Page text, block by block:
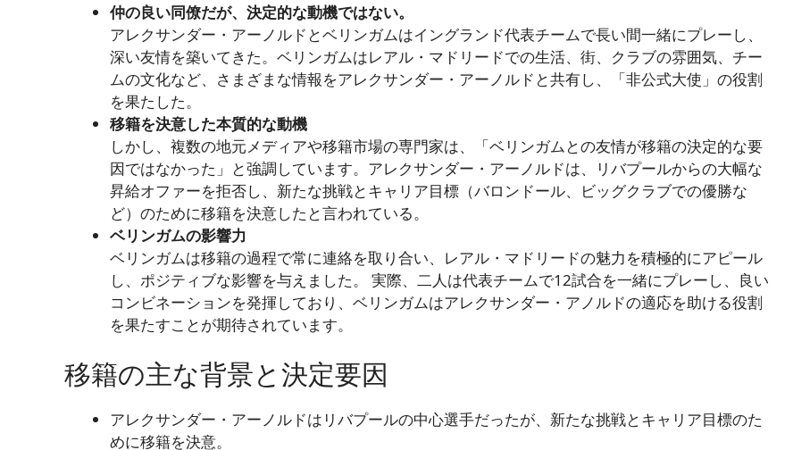
仲の良い同僚だが、決定的な動機ではない。
アレクサンダー・アーノルドとベリンガムはイングランド代表チームで長い間一緒にプレーし、
深い友情を築いてきた。ベリンガムはレアル・マドリードでの生活、街、クラブの雰囲気、チー
ムの文化など、さまざまな情報をアレクサンダー・アーノルドと共有し、「非公式大使」の役割
を果たした。
移籍を決意した本質的な動機
しかし、複数の地元メディアや移籍市場の専門家は、「ベリンガムとの友情が移籍の決定的な要
因ではなかった」と強調しています。アレクサンダー・アーノルドは、リバプールからの大幅な
昇給オファーを拒否し、新たな挑戦とキャリア目標（バロンドール、ビッグクラブでの優勝な
ど）のために移籍を決意したと言われている。
ベリンガムの影響力
ベリンガムは移籍の過程で常に連絡を取り合い、レアル・マドリードの魅力を積極的にアピール
し、ポジティブな影響を与えました。 実際、二人は代表チームで12試合を一緒にプレーし、良い
コンビネーションを発揮しており、ベリンガムはアレクサンダー・アノルドの適応を助ける役割
を果たすことが期待されています。
移籍の主な背景と決定要因
アレクサンダー・アーノルドはリバプールの中心選手だったが、新たな挑戦とキャリア目標のた
めに移籍を決意。